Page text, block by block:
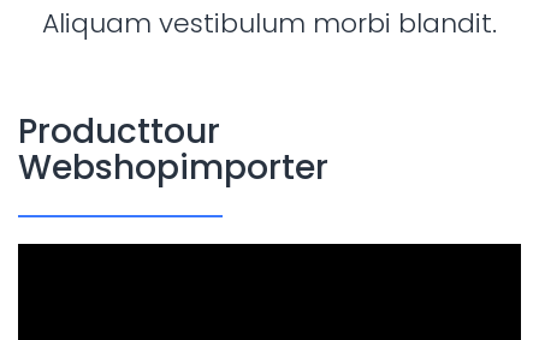
Aliquam vestibulum morbi blandit.
Producttour
Webshopimporter